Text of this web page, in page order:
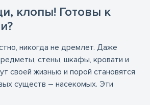
клопы! Готовы к
никогда не дремлет. Даже
стены, шкафы, кровати и
своей жизнью и порой становятся
существ – насекомых. Эти